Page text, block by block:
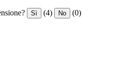
Sì (4) No (0)